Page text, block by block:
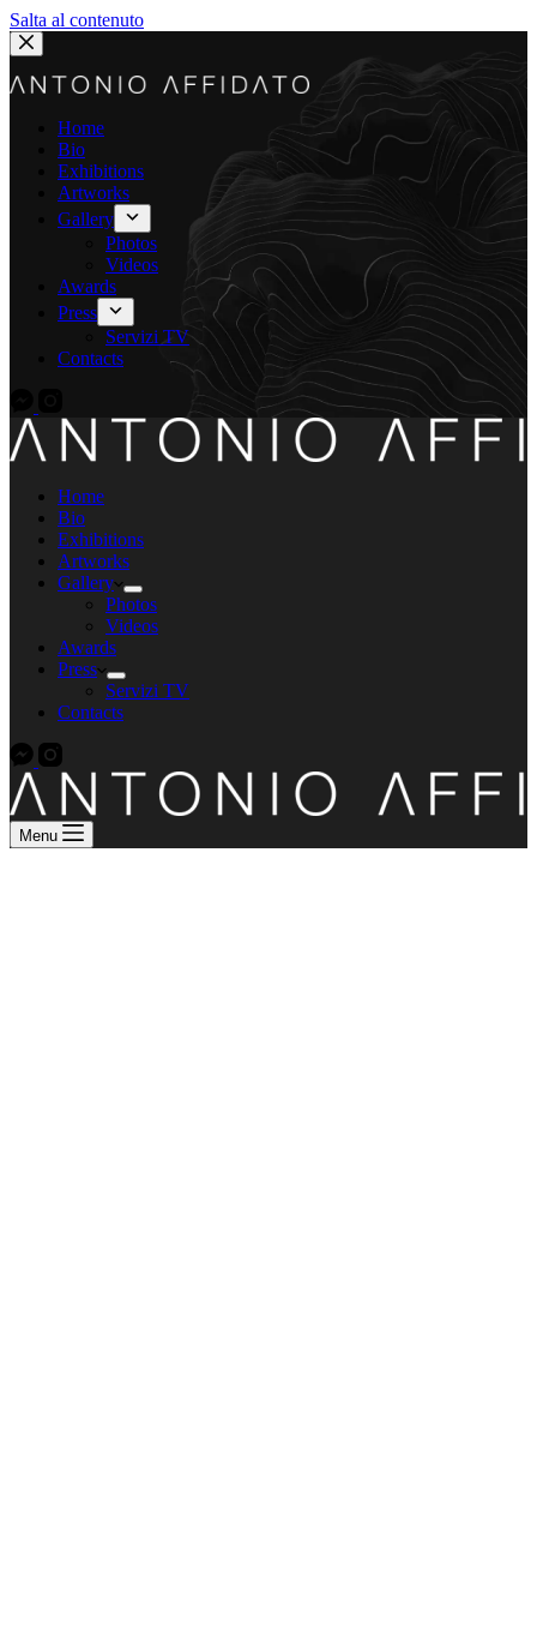
Salta al contenuto
Home
Bio
Exhibitions
Artworks
Gallery
Photos
Videos
Awards
Press
Servizi TV
Contacts
Home
Bio
Exhibitions
Artworks
Gallery
Photos
Videos
Awards
Press
Servizi TV
Contacts
Menu